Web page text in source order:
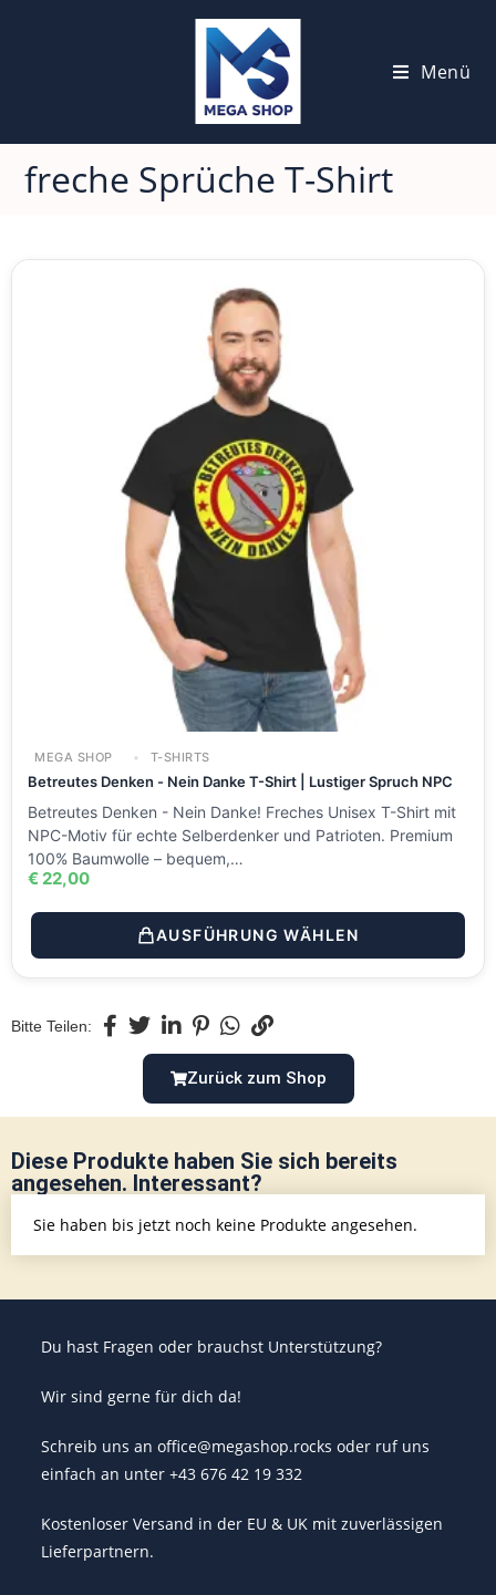
Menü
freche Sprüche T-Shirt
MEGA SHOP T-SHIRTS
Betreutes Denken - Nein Danke T-Shirt | Lustiger Spruch NPC
Betreutes Denken - Nein Danke! Freches Unisex T-Shirt mit
NPC-Motiv für echte Selberdenker und Patrioten. Premium
100% Baumwolle – bequem,…
€ 22,00
AUSFÜHRUNG WÄHLEN
Bitte Teilen:
Zurück zum Shop
Diese Produkte haben Sie sich bereits
angesehen. Interessant?
Sie haben bis jetzt noch keine Produkte angesehen.
Du hast Fragen oder brauchst Unterstützung?
Wir sind gerne für dich da!
Schreib uns an office@megashop.rocks oder ruf uns
einfach an unter +43 676 42 19 332
Kostenloser Versand in der EU & UK mit zuverlässigen
Lieferpartnern.